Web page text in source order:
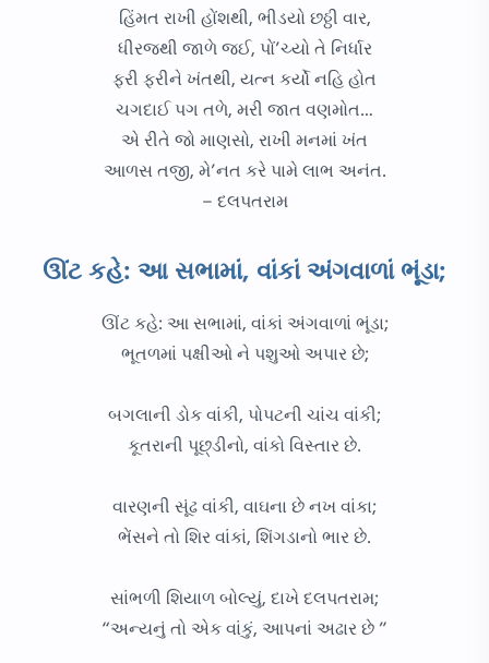
હિંમત રાખી હોંશથી, ભીડયો છઠ્ઠી વાર,
ધીરજથી જાળે જઈ, પોં’ચ્યો તે નિર્ધાર
ફરી ફરીને ખંતથી, યત્ન કર્યો નહિ હોત
ચગદાઈ પગ તળે, મરી જાત વણમોત…
એ રીતે જો માણસો, રાખી મનમાં ખંત
આળસ તજી, મે’નત કરે પામે લાભ અનંત.
– દલપતરામ
ઊંટ કહે: આ સભામાં, વાંકાં અંગવાળાં ભૂંડા;
ઊંટ કહે: આ સભામાં, વાંકાં અંગવાળાં ભૂંડા;
ભૂતળમાં પક્ષીઓ ને પશુઓ અપાર છે;
બગલાની ડોક વાંકી, પોપટની ચાંચ વાંકી;
કૂતરાની પૂછ્ડીનો, વાંકો વિસ્તાર છે.
વારણની સૂંઢ વાંકી, વાઘના છે નખ વાંકા;
ભેંસને તો શિર વાંકાં, શિંગડાનો ભાર છે.
સાંભળી શિયાળ બોલ્યું, દાખે દલપતરામ;
“અન્યનું તો એક વાંકું, આપનાં અઢાર છે ”